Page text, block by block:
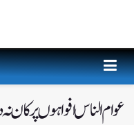
عوام الناس افواہوں پر کان